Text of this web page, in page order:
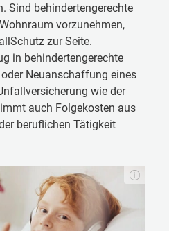
Sind behinderten­gerechte
vorzunehmen,
zur Seite.
in be­hin­der­tengerechte
Neu­an­schaff­ung eines
wie der
auch Folgekosten aus
beruflichen Tätigkeit